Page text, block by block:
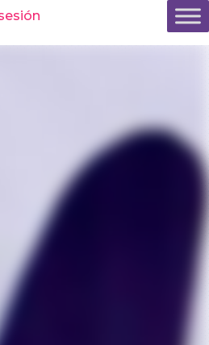
y boletines
Continúa la